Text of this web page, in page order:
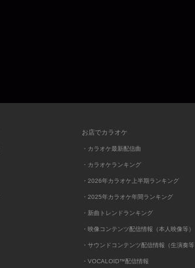
お店でカラオケ
・カラオケ最新配信曲
・カラオケランキング
・2026年カラオケ上半期ランキング
・2025年カラオケ年間ランキング
・新曲トレンドランキング
・映像コンテンツ配信情報（本人映像等）
・サウンドコンテンツ配信情報（生演奏等
・VOCALOID™配信情報